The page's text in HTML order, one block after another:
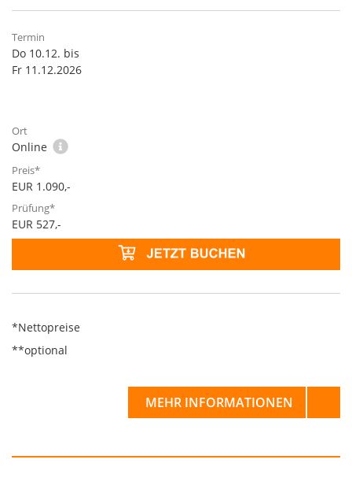
Do 10.12. bis
Fr 11.12.2026
Online
EUR 1.090,-
EUR 527,-
*Nettopreise
**optional
MEHR INFORMATIONEN